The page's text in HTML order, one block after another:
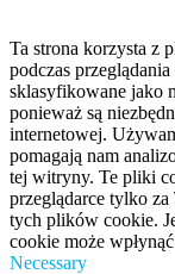
Ta strona korzysta z
podczas
sklasyfikowane jako
ponieważ są
internetowej.
pomagają nam
tej witryny. Te pliki
przeglądarce tylko
tych plików cookie.
cookie może
Necessary